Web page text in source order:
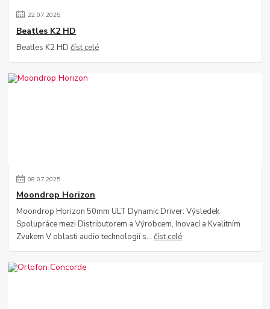
22.07.2025
Beatles K2 HD
Beatles K2 HDčíst celé
08.07.2025
Moondrop Horizon
Moondrop Horizon 50mm ULT Dynamic Driver: Výsledek
Spolupráce mezi Distributorem a Výrobcem, Inovací a Kvalitním
Zvukem V oblasti audio technologií s...číst celé